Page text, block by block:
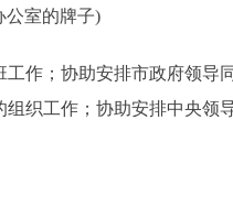
室的牌子)
；协助安排市政府领导同
组织工作；协助安排中央领